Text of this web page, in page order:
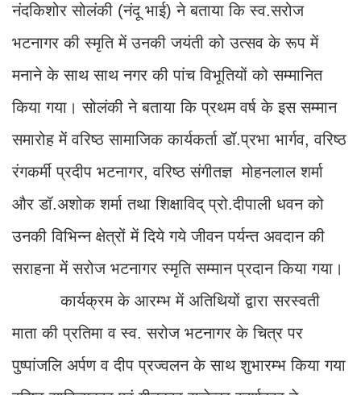
नंदकिशोर सोलंकी (नंदू भाई) ने बताया कि स्व.सरोज
भटनागर की स्मृति में उनकी जयंती को उत्सव के रूप में
मनाने के साथ साथ नगर की पांच विभूतियों को सम्मानित
किया गया। सोलंकी ने बताया कि प्रथम वर्ष के इस सम्मान
समारोह में वरिष्ठ सामाजिक कार्यकर्ता डॉ.प्रभा भार्गव, वरिष्ठ
रंगकर्मी प्रदीप भटनागर, वरिष्ठ संगीतज्ञ मोहनलाल शर्मा
और डॉ.अशोक शर्मा तथा शिक्षाविद् प्रो.दीपाली धवन को
उनकी विभिन्न क्षेत्रों में दिये गये जीवन पर्यन्त अवदान की
सराहना में सरोज भटनागर स्मृति सम्मान प्रदान किया गया।
कार्यक्रम के आरम्भ में अतिथियों द्वारा सरस्वती
माता की प्रतिमा व स्व. सरोज भटनागर के चित्र पर
पुष्पांजलि अर्पण व दीप प्रज्वलन के साथ शुभारम्भ किया गया